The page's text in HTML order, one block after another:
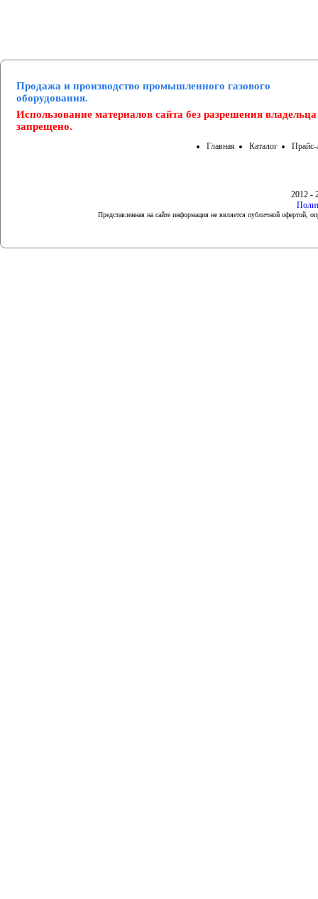
Продажа и производство промышленного газового
оборудования.
Использование материалов сайта без разрешения владельца
запрещено.
Главная Каталог Прайс-
2012 -
Представленная на сайте информация не является публичной